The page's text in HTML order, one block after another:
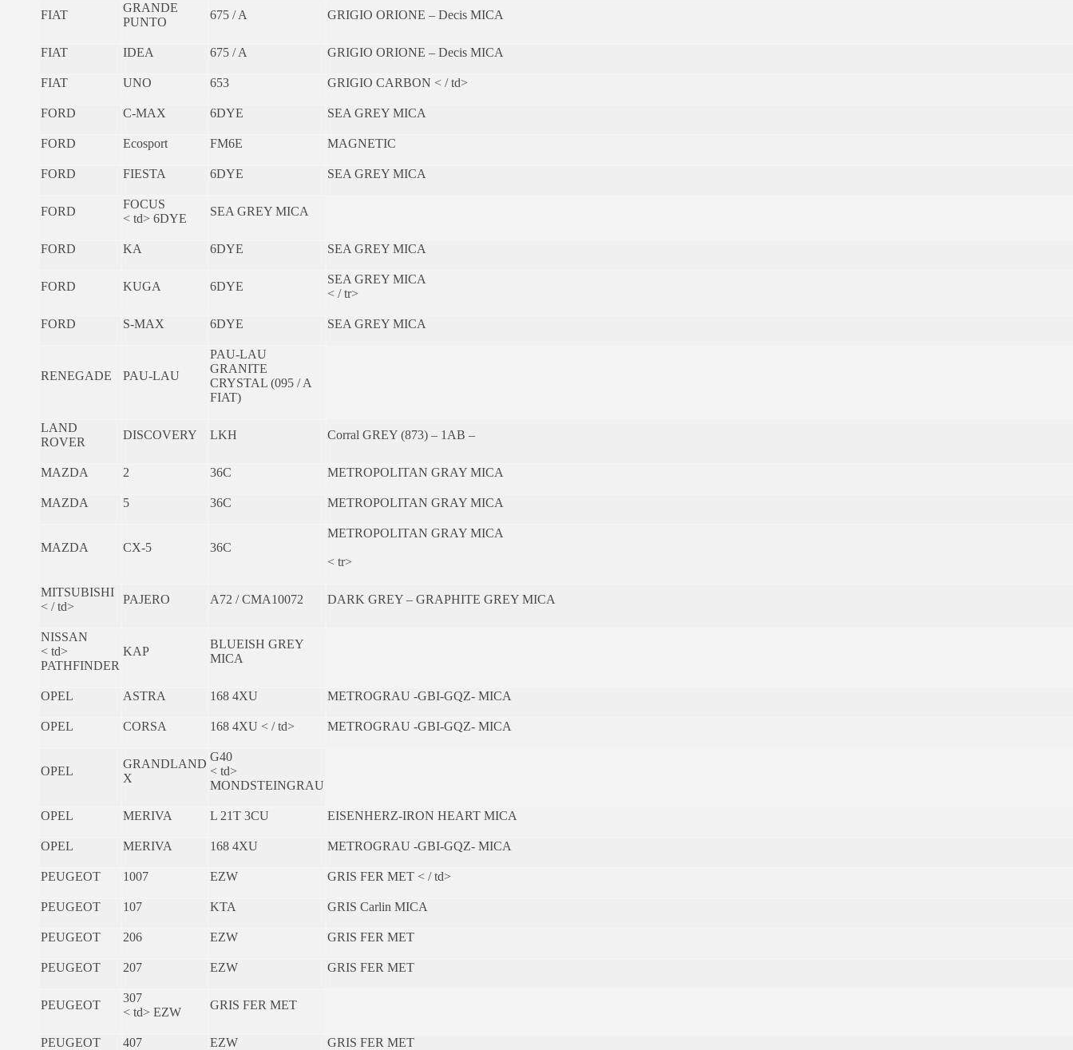
FIAT
GRANDE
PUNTO
675 / A GRIGIO ORIONE – Decis MICA
FIAT IDEA 675 / A GRIGIO ORIONE – Decis MICA
FIAT UNO 653 GRIGIO CARBON < / td>
FORD C-MAX 6DYE SEA GREY MICA
FORD Ecosport FM6E MAGNETIC
FORD FIESTA 6DYE SEA GREY MICA
FORD
FOCUS
< td> 6DYE
SEA GREY MICA
FORD KA 6DYE SEA GREY MICA
FORD KUGA 6DYE
SEA GREY MICA
< / tr>
FORD S-MAX 6DYE SEA GREY MICA
RENEGADE PAU-LAU
PAU-LAU
GRANITE
CRYSTAL (095 / A
FIAT)
LAND
ROVER
DISCOVERY LKH Corral GREY (873) – 1AB –
MAZDA 2 36C METROPOLITAN GRAY MICA
MAZDA 5 36C METROPOLITAN GRAY MICA
MAZDA CX-5 36C
METROPOLITAN GRAY MICA
< tr>
MITSUBISHI
< / td>
PAJERO A72 / CMA10072 DARK GREY – GRAPHITE GREY MICA
NISSAN
< td>
PATHFINDER
KAP
BLUEISH GREY
MICA
OPEL ASTRA 168 4XU METROGRAU -GBI-GQZ- MICA
OPEL CORSA 168 4XU < / td> METROGRAU -GBI-GQZ- MICA
OPEL
GRANDLAND
X
G40
< td>
MONDSTEINGRAU
OPEL MERIVA L 21T 3CU EISENHERZ-IRON HEART MICA
OPEL MERIVA 168 4XU METROGRAU -GBI-GQZ- MICA
PEUGEOT 1007 EZW GRIS FER MET < / td>
PEUGEOT 107 KTA GRIS Carlin MICA
PEUGEOT 206 EZW GRIS FER MET
PEUGEOT 207 EZW GRIS FER MET
PEUGEOT
307
< td> EZW
GRIS FER MET
PEUGEOT 407 EZW GRIS FER MET